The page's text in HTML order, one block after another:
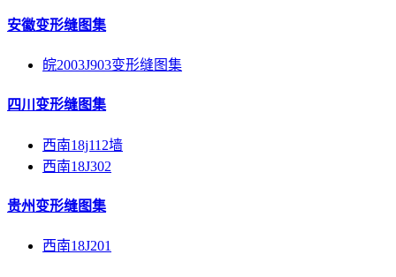
安徽变形缝图集
皖2003J903变形缝图集
四川变形缝图集
西南18j112墙
西南18J302
贵州变形缝图集
西南18J201